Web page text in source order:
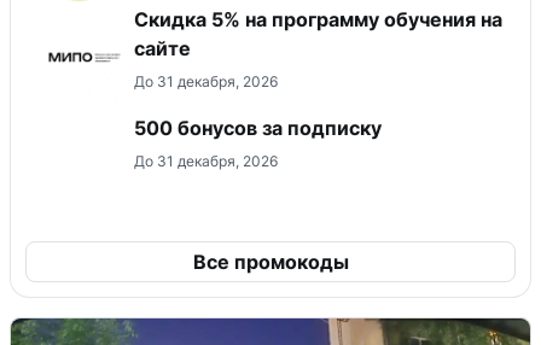
Скидка 5% на программу обучения на
сайте
До 31 декабря, 2026
500 бонусов за подписку
До 31 декабря, 2026
Все промокоды